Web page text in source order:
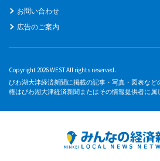
お問い合わせ
広告のご案内
Copyright 2026 WEST All rights reserved.
びわ湖大津経済新聞に掲載の記事・写真・図表な
権はびわ湖大津経済新聞またはその情報提供者に属